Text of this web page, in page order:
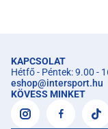
KAPCSOLAT
Hétfő - Péntek: 9.00 -
eshop@intersport.hu
KÖVESS MINKET